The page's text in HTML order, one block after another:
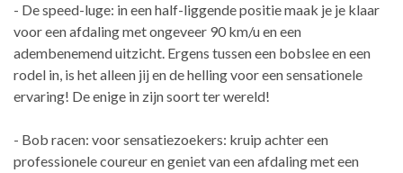
- De speed-luge: in een half-liggende positie maak je je klaar
voor een afdaling met ongeveer 90 km/u en een
adembenemend uitzicht. Ergens tussen een bobslee en een
rodel in, is het alleen jij en de helling voor een sensationele
ervaring! De enige in zijn soort ter wereld!
- Bob racen: voor sensatiezoekers: kruip achter een
professionele coureur en geniet van een afdaling met een